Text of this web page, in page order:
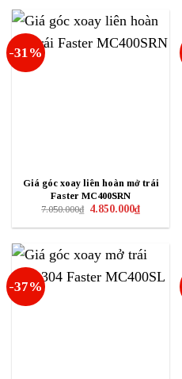
-31%
Giá góc xoay liên hoàn mở trái
Faster MC400SRN
7.050.000₫ Giá
là:
4.850.000₫Giá
hiện
tại
-37%